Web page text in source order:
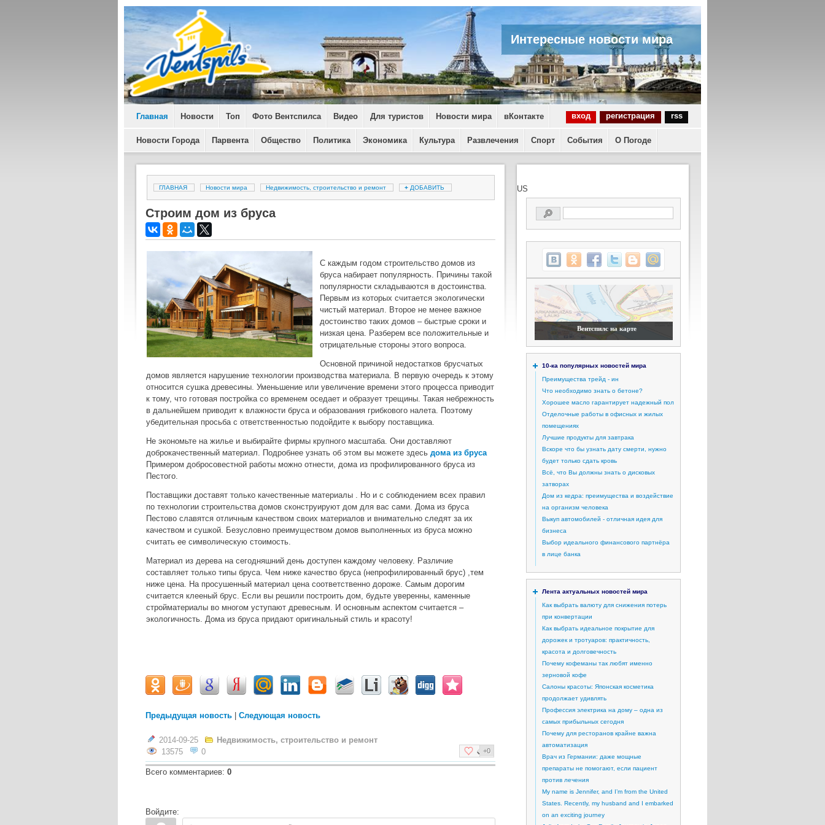
Интересные новости мира
Главная Новости Топ Фото Вентспилса Видео Для туристов Новости мира вКонтакте вход регистрация rss
Новости Города Парвента Общество Политика Экономика Культура Развлечения Спорт События О Погоде
ГЛАВНАЯ Новости мира Недвижимость, строительство и ремонт + ДОБАВИТЬ
Строим дом из бруса
С каждым годом строительство домов из
бруса набирает популярность. Причины такой
популярности складываются в достоинства.
Первым из которых считается экологически
чистый материал. Второе не менее важное
достоинство таких домов – быстрые сроки и
низкая цена. Разберем все положительные и
отрицательные стороны этого вопроса.
Основной причиной недостатков брусчатых
домов является нарушение технологии производства материала. В первую очередь к этому
относится сушка древесины. Уменьшение или увеличение времени этого процесса приводит
к тому, что готовая постройка со временем оседает и образует трещины. Такая небрежность
в дальнейшем приводит к влажности бруса и образования грибкового налета. Поэтому
убедительная просьба с ответственностью подойдите к выбору поставщика.
Не экономьте на жилье и выбирайте фирмы крупного масштаба. Они доставляют
доброкачественный материал. Подробнее узнать об этом вы можете здесь дома из бруса
Примером добросовестной работы можно отнести, дома из профилированного бруса из
Пестого.
Поставщики доставят только качественные материалы . Но и с соблюдением всех правил
по технологии строительства домов сконструируют дом для вас сами. Дома из бруса
Пестово славятся отличным качеством своих материалов и внимательно следят за их
качеством и сушкой. Безусловно преимуществом домов выполненных из бруса можно
считать ее символическую стоимость.
Материал из дерева на сегодняшний день доступен каждому человеку. Различие
составляет только типы бруса. Чем ниже качество бруса (непрофилированный брус) ,тем
ниже цена. На просушенный материал цена соответственно дороже. Самым дорогим
считается клееный брус. Если вы решили построить дом, будьте уверенны, каменные
стройматериалы во многом уступают древесным. И основным аспектом считается –
экологичность. Дома из бруса придают оригинальный стиль и красоту!
Предыдущая новость Следующая новость
2014-09-25
Недвижимость, строительство и ремонт
13575
0 +0
Всего комментариев: 0
Войдите:
US
Вентспилс на карте
10-ка популярных новостей мира
Преимущества трейд - ин
Что необходимо знать о бетоне?
Хорошее масло гарантирует надежный пол
Отделочные работы в офисных и жилых
помещениях
Лучшие продукты для завтрака
Вскоре что бы узнать дату смерти, нужно
будет только сдать кровь
Всё, что Вы должны знать о дисковых
затворах
Дом из кедра: преимущества и воздействие
на организм человека
Выкуп автомобилей - отличная идея для
бизнеса
Выбор идеального финансового партнёра
в лице банка
Лента актуальных новостей мира
Как выбрать валюту для снижения потерь
при конвертации
Как выбрать идеальное покрытие для
дорожек и тротуаров: практичность,
красота и долговечность
Почему кофеманы так любят именно
зерновой кофе
Салоны красоты: Японская косметика
продолжает удивлять
Профессия электрика на дому – одна из
самых прибыльных сегодня
Почему для ресторанов крайне важна
автоматизация
Врач из Германии: даже мощные
препараты не помогают, если пациент
против лечения
My name is Jennifer, and I’m from the United
States. Recently, my husband and I embarked
on an exciting journey